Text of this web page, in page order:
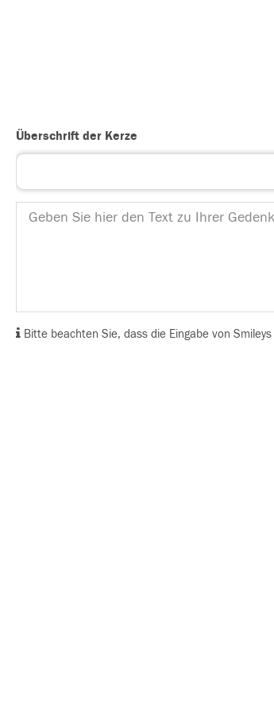
Überschrift der Kerze
Bitte beachten Sie, dass die Eingabe von